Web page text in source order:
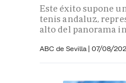
Este éxito supone
tenis andaluz,
alto del panorama
ABC de Sevilla | 07/08/